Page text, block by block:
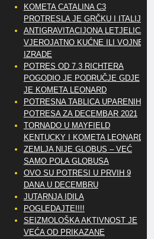
KOMETA CATALINA C3
PROTRESLA JE GRČKU I ITALIJU
ANTIGRAVITACIJONA LETJELICA
VJEROJATNO KUĆNE ILI VOJNE
IZRADE
POTRES OD 7.3 RICHTERA
POGODIO JE PODRUČJE GDJE
JE KOMETA LEONARD
POTRESNA TABLICA UPARENIH
POTRESA ZA DECEMBAR 2021
TORNADO U MAYFIELD
KENTUCKY I KOMETA LEONARD
ZEMLJA NIJE GLOBUS – VEĆ
SAMO POLA GLOBUSA
OVO SU POTRESI U PRVIH 9
DANA U DECEMBRU
JUTARNJA IDILA
POGLEDAJTE!!!!
SEIZMOLOŠKA AKTIVNOST JE
VEĆA OD PRIKAZANE